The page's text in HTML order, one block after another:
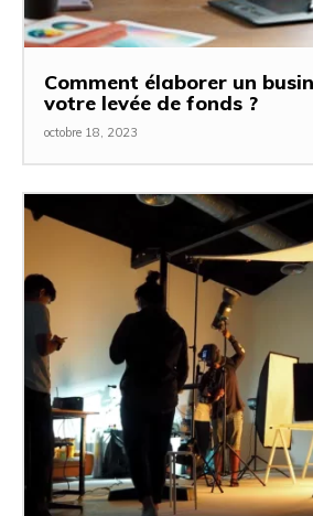
Comment élaborer un
votre levée de fonds ?
octobre 18, 2023